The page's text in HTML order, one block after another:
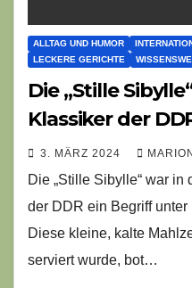
ALLTAG UND HUMOR
LECKERE GERICHTE
Die „Stille
Klassiker der
3. MÄRZ 2024
Die „Stille Sibylle“ war
der DDR ein Begriff
Diese kleine, kalte
serviert wurde, bot…